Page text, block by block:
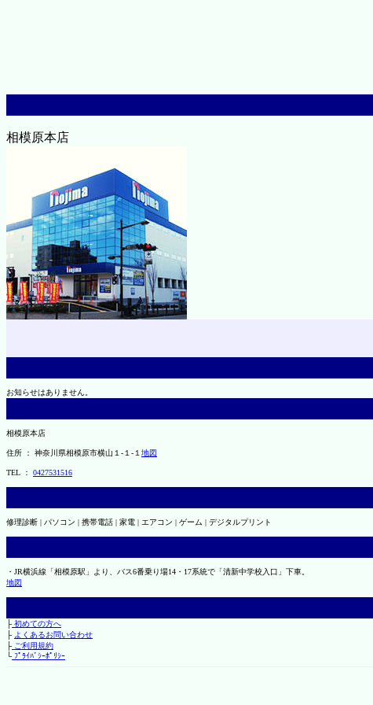
相模原本店
お知らせはありません。
相模原本店
住所 ： 神奈川県相模原市横山１-１-１ 地図
TEL ： 0427531516
修理診断 | パソコン | 携帯電話 | 家電 | エアコン | ゲーム | デジタルプリント
・JR横浜線「相模原駅」より、バス6番乗り場14・17系統で「清新中学校入口」下車。
地図
├初めての方へ
├ よくあるお問い合わせ
├ご利用規約
└ﾌﾟﾗｲﾊﾞｼｰﾎﾟﾘｼｰ